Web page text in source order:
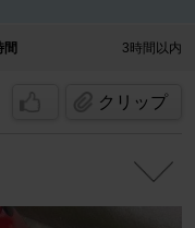
間 3時間以内
クリップ